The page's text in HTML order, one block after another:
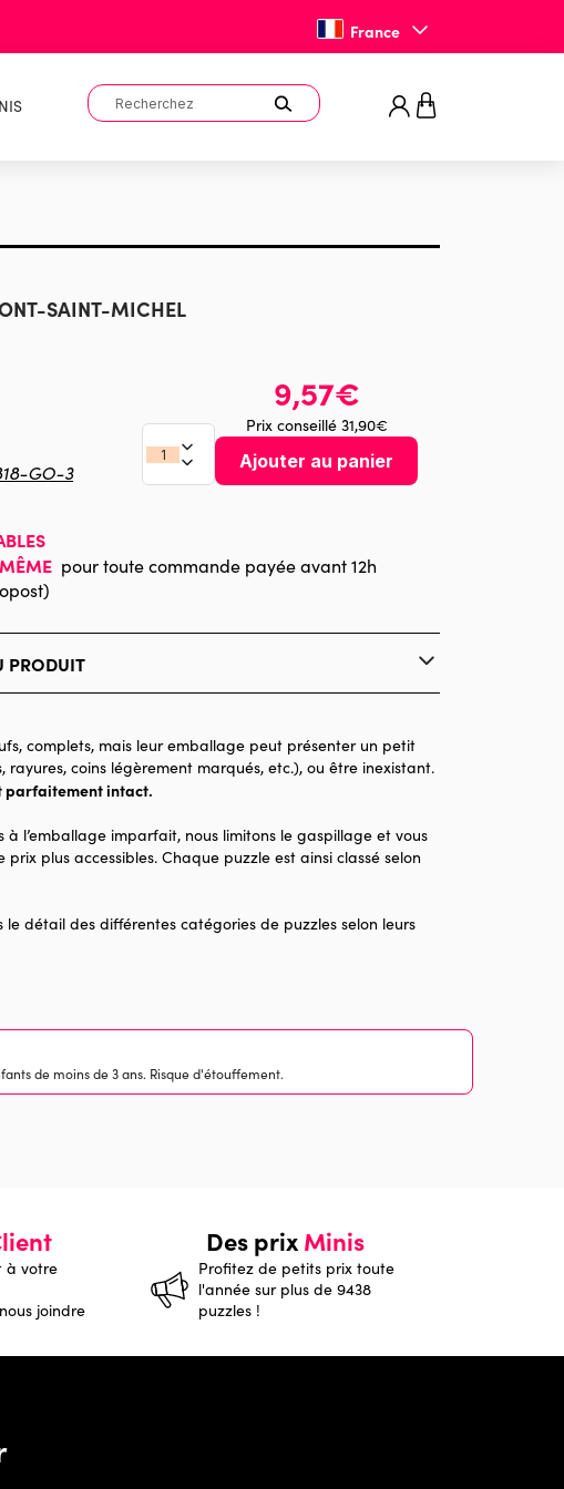
France
SAINT-MICHEL
GO-3
9,57€
Prix conseillé 31,90€
Ajouter au panier
pour toute commande payée avant 12h
PRODUIT
La Loutre
Puzzle pour Adultes (500 à 48.000 pièces)
1000 pièces
complets, mais leur emballage peut présenter un petit
coins légèrement marqués, etc.), ou être inexistant.
parfaitement intact.
à l’emballage imparfait, nous limitons le gaspillage et vous
plus accessibles. Chaque puzzle est ainsi classé selon
le détail des différentes catégories de puzzles selon leurs
de moins de 3 ans. Risque d'étouffement.
à votre
joindre
Des prixMinis
Profitez de petits prix toute
l'année sur plus de 9438
puzzles !